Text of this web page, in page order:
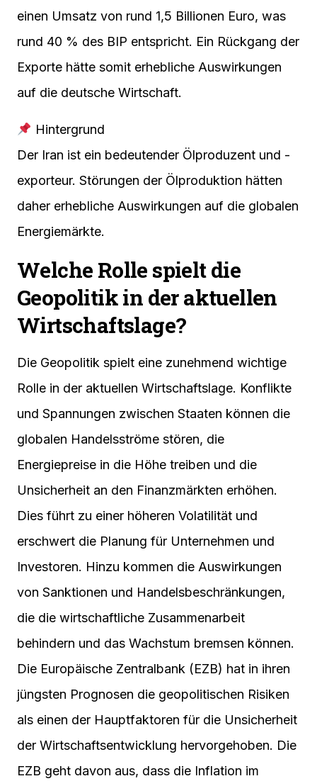
einen Umsatz von rund 1,5 Billionen Euro, was
rund 40 % des BIP entspricht. Ein Rückgang der
Exporte hätte somit erhebliche Auswirkungen
auf die deutsche Wirtschaft.
Hintergrund
Der Iran ist ein bedeutender Ölproduzent und -
exporteur. Störungen der Ölproduktion hätten
daher erhebliche Auswirkungen auf die globalen
Energiemärkte.
Welche Rolle spielt die
Geopolitik in der aktuellen
Wirtschaftslage?
Die Geopolitik spielt eine zunehmend wichtige
Rolle in der aktuellen Wirtschaftslage. Konflikte
und Spannungen zwischen Staaten können die
globalen Handelsströme stören, die
Energiepreise in die Höhe treiben und die
Unsicherheit an den Finanzmärkten erhöhen.
Dies führt zu einer höheren Volatilität und
erschwert die Planung für Unternehmen und
Investoren. Hinzu kommen die Auswirkungen
von Sanktionen und Handelsbeschränkungen,
die die wirtschaftliche Zusammenarbeit
behindern und das Wachstum bremsen können.
Die Europäische Zentralbank (EZB) hat in ihren
jüngsten Prognosen die geopolitischen Risiken
als einen der Hauptfaktoren für die Unsicherheit
der Wirtschaftsentwicklung hervorgehoben. Die
EZB geht davon aus, dass die Inflation im